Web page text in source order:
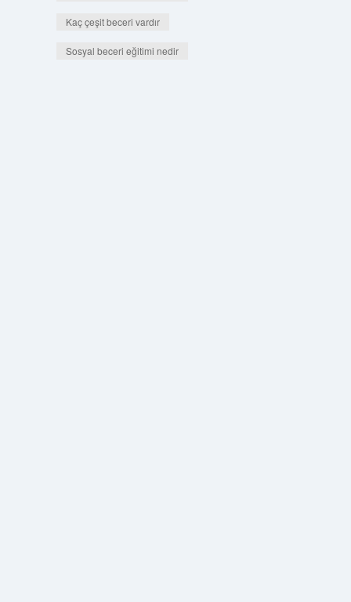
Kaç çeşit beceri vardır
Sosyal beceri eğitimi nedir